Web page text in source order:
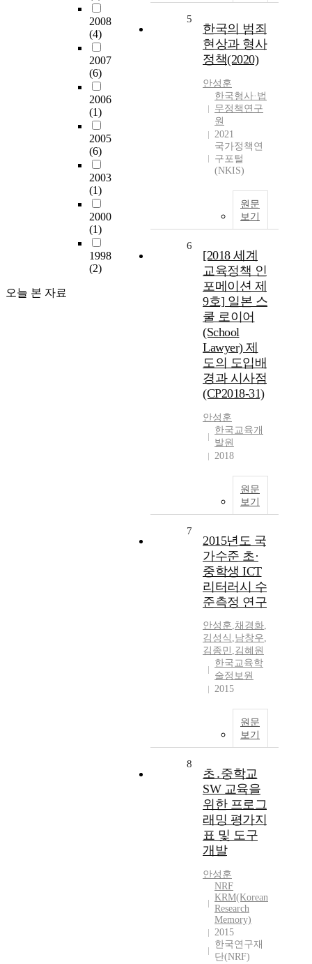
2008
(4)
2007
(6)
2006
(1)
2005
(6)
2003
(1)
2000
(1)
1998
(2)
오늘 본 자료
5
한국의 범죄
현상과 형사
정책(2020)
안성훈
한국형사·법
무정책연구
원
2021
국가정책연
구포털
(NKIS)
원문
보기
6
[2018 세계
교육정책 인
포메이션 제
9호] 일본 스
쿨 로이어
(School
Lawyer) 제
도의 도입배
경과 시사점
(CP2018-31)
안성훈
한국교육개
발원
2018
원문
보기
7
2015년도 국
가수준 초·
중학생 ICT
리터러시 수
준측정 연구
안성훈,채경화,
김성식 ,남창우,
김종민 ,김혜원
한국교육학
술정보원
2015
원문
보기
8
초․중학교
SW 교육을
위한 프로그
래밍 평가지
표 및 도구
개발
안성훈
NRF
KRM(Korean
Research
Memory)
2015
한국연구재
단(NRF)